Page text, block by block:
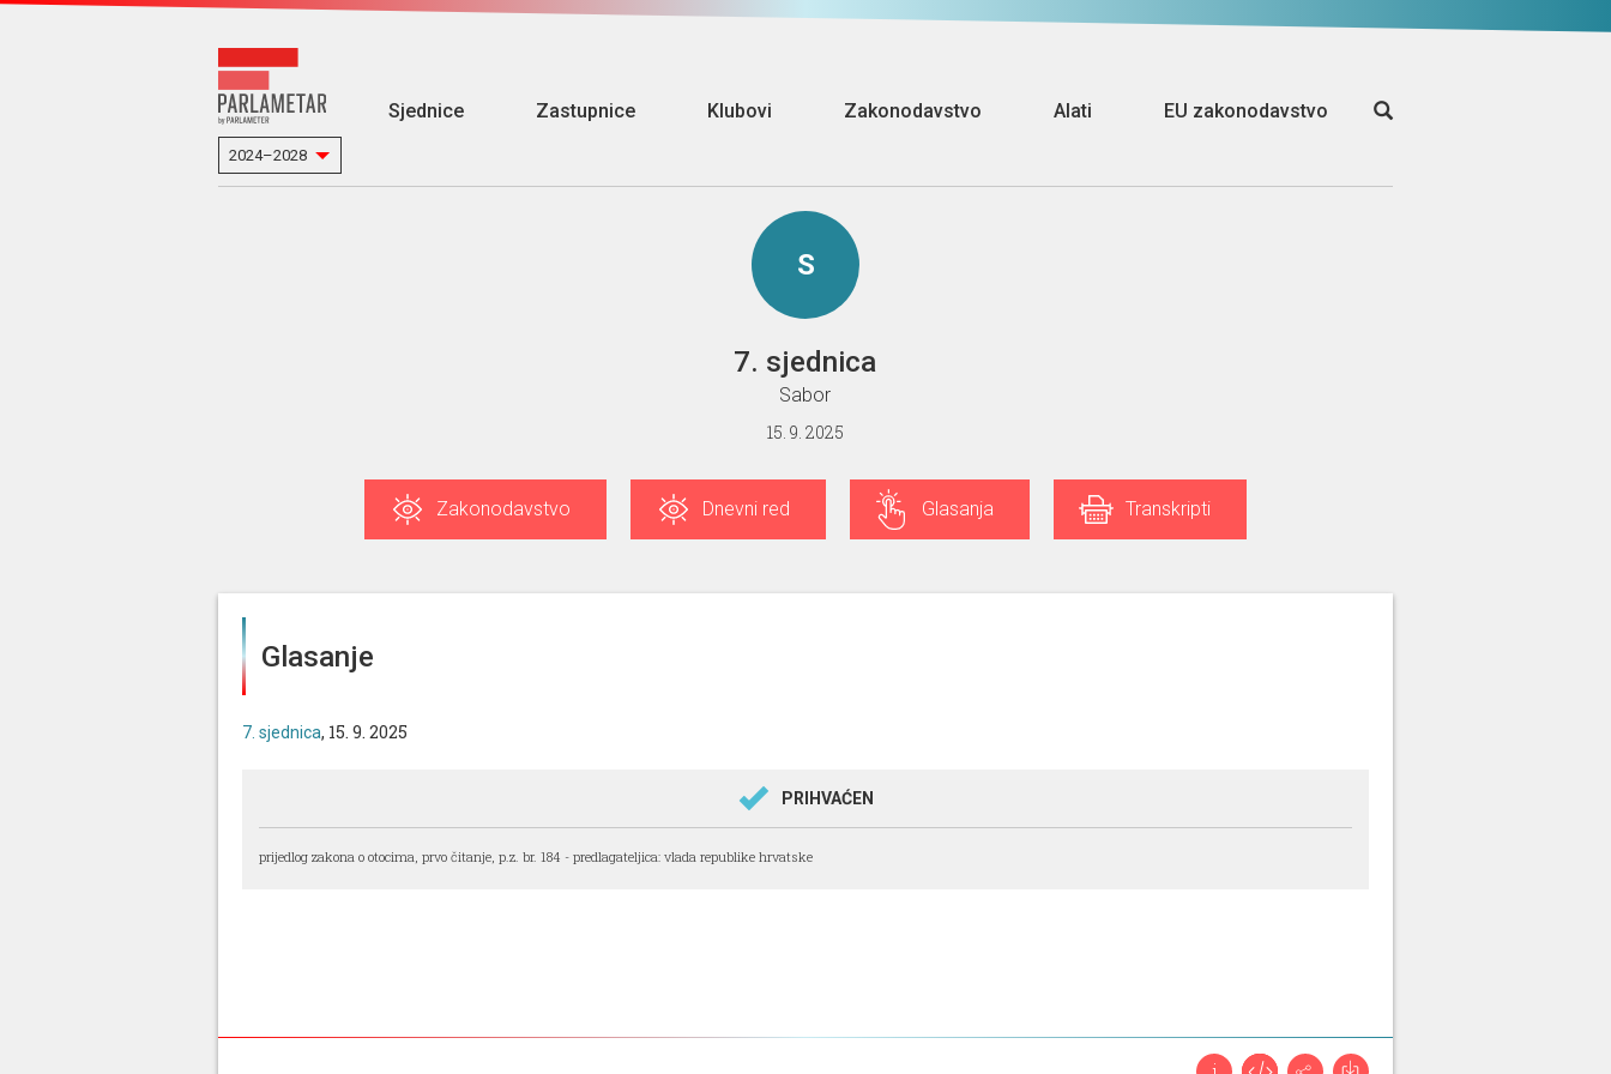
Sjednice Zastupnice Klubovi Zakonodavstvo Alati EU zakonodavstvo
S
7. sjednica
Sabor
15. 9. 2025
Zakonodavstvo Dnevni red Glasanja Transkripti
Glasanje
7. sjednica, 15. 9. 2025
PRIHVAĆEN
prijedlog zakona o otocima, prvo čitanje, p.z. br. 184 - predlagateljica: vlada republike hrvatske